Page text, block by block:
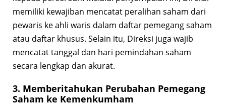
memiliki kewajiban mencatat peralihan saham dari
pewaris ke ahli waris dalam daftar pemegang saham
atau daftar khusus. Selain itu, Direksi juga wajib
mencatat tanggal dan hari pemindahan saham
secara lengkap dan akurat.
3. Memberitahukan Perubahan Pemegang
Saham ke Kemenkumham